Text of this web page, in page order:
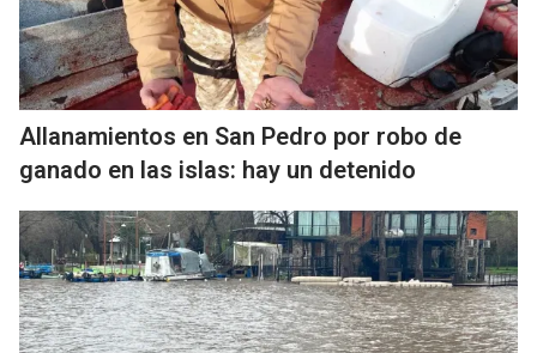
Allanamientos en San Pedro por robo de
ganado en las islas: hay un detenido